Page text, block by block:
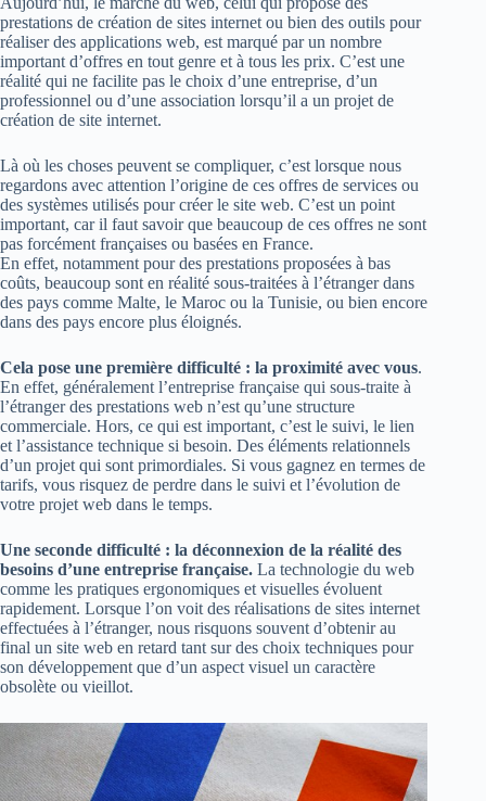
prestations de création de sites internet ou bien des outils pour
réaliser des applications web, est marqué par un nombre
important d’offres en tout genre et à tous les prix. C’est une
réalité qui ne facilite pas le choix d’une entreprise, d’un
professionnel ou d’une association lorsqu’il a un projet de
création de site internet.
Là où les choses peuvent se compliquer, c’est lorsque nous
regardons avec attention l’origine de ces offres de services ou
des systèmes utilisés pour créer le site web. C’est un point
important, car il faut savoir que beaucoup de ces offres ne sont
pas forcément françaises ou basées en France.
En effet, notamment pour des prestations proposées à bas
coûts, beaucoup sont en réalité sous-traitées à l’étranger dans
des pays comme Malte, le Maroc ou la Tunisie, ou bien encore
dans des pays encore plus éloignés.
Cela pose une première difficulté : la proximité avec vous.
En effet, généralement l’entreprise française qui sous-traite à
l’étranger des prestations web n’est qu’une structure
commerciale. Hors, ce qui est important, c’est le suivi, le lien
et l’assistance technique si besoin. Des éléments relationnels
d’un projet qui sont primordiales. Si vous gagnez en termes de
tarifs, vous risquez de perdre dans le suivi et l’évolution de
votre projet web dans le temps.
Une seconde difficulté : la déconnexion de la réalité des
besoins d’une entreprise française. La technologie du web
comme les pratiques ergonomiques et visuelles évoluent
rapidement. Lorsque l’on voit des réalisations de sites internet
effectuées à l’étranger, nous risquons souvent d’obtenir au
final un site web en retard tant sur des choix techniques pour
son développement que d’un aspect visuel un caractère
obsolète ou vieillot.